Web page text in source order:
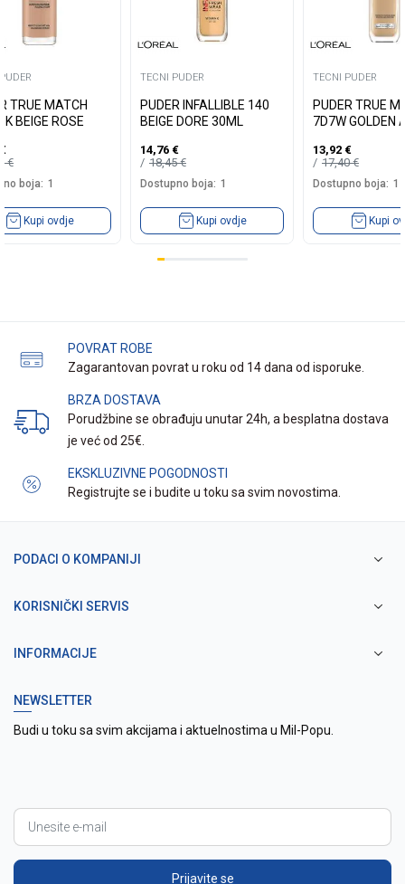
TRUE MATCH
BEIGE ROSE
€
€
boja: 1
Kupi ovdje
TECNI PUDER
PUDER INFALLIBLE 140
BEIGE DORE 30ML
14,76 €
18,45€
Dostupno boja: 1
Kupi ovdje
TECNI PUDER
PUDER TRUE
7D7W GOLDEN
13,92 €
17,40€
Dostupno boja: 1
Kupi
POVRAT ROBE
Zagarantovan povrat u roku od 14 dana od isporuke.
BRZA DOSTAVA
Porudžbine se obrađuju unutar 24h, a besplatna dostava
je već od 25€.
EKSKLUZIVNE POGODNOSTI
Registrujte se i budite u toku sa svim novostima.
PODACI O KOMPANIJI
KORISNIČKI SERVIS
INFORMACIJE
NEWSLETTER
Budi u toku sa svim akcijama i aktuelnostima u Mil-Popu.
Prijavite se